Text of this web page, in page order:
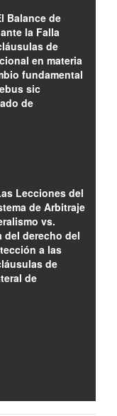
Balance de
la Falla
de
en materia
fundamental
sic
de
Lecciones del
de Arbitraje
vs.
del derecho del
a las
de
de